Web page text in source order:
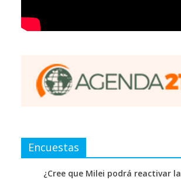
Encuestas
¿Cree que Milei podrá reactivar la